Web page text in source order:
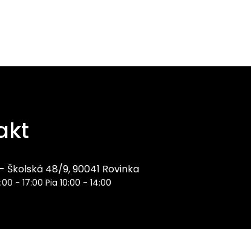
Školská 48/9, 90041 Rovinka
- 17:00 Pia 10:00 - 14:00